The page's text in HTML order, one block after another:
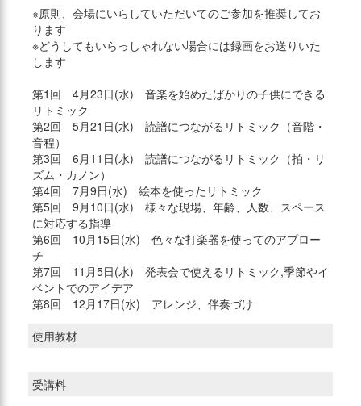
※原則、会場にいらしていただいてのご参加を推奨してお
ります
※どうしてもいらっしゃれない場合には録画をお送りいた
します
第1回 4月23日(水) 音楽を始めたばかりの子供にできる
リトミック
第2回 5月21日(水) 読譜につながるリトミック（音階・
音程）
第3回 6月11日(水) 読譜につながるリトミック（拍・リ
ズム・カノン）
第4回 7月9日(水) 絵本を使ったリトミック
第5回 9月10日(水) 様々な現場、年齢、人数、スペース
に対応する指導
第6回 10月15日(水) 色々な打楽器を使ってのアプロー
チ
第7回 11月5日(水) 発表会で使えるリトミック,季節やイ
ベントでのアイデア
第8回 12月17日(水) アレンジ、伴奏づけ
使用教材
受講料